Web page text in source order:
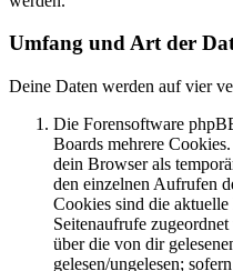
Umfang und Art der
Deine Daten werden auf vier
Die Forensoftware
Boards mehrere
dein Browser als
den einzelnen Aufrufen
Cookies sind die
Seitenaufrufe
über die von dir
gelesen/ungelesen;